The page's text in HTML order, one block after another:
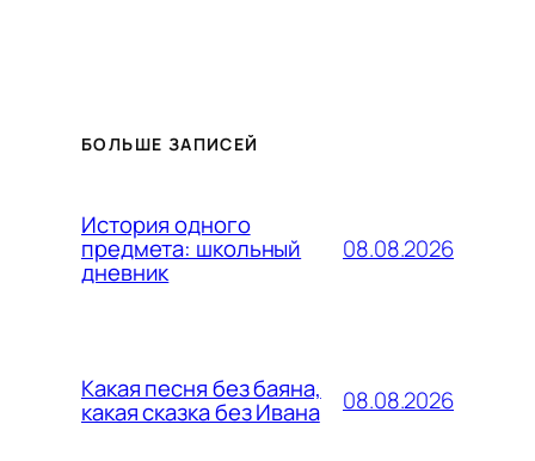
БОЛЬШЕ ЗАПИСЕЙ
История одного
предмета: школьный
дневник
08.08.2026
Какая песня без баяна,
какая сказка без Ивана 08.08.2026